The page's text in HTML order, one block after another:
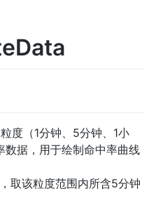
度（1分钟、5分钟、1小
数据，用于绘制命中率曲线
取该粒度范围内所含5分钟